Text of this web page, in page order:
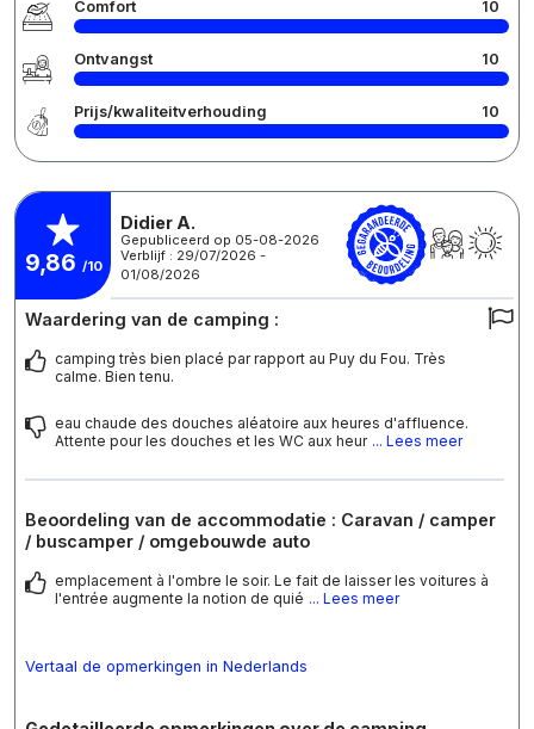
Comfort 10
Ontvangst 10
Prijs/kwaliteitverhouding 10
9,86 /10
Didier A.
Gepubliceerd op 05-08-2026
Verblijf : 29/07/2026 -
01/08/2026
Waardering van de camping :
camping très bien placé par rapport au Puy du Fou. Très
calme. Bien tenu.
eau chaude des douches aléatoire aux heures d'affluence.
Attente pour les douches et les WC aux heur ... Lees meer
Beoordeling van de accommodatie : Caravan / camper
/ buscamper / omgebouwde auto
emplacement à l'ombre le soir. Le fait de laisser les voitures à
l'entrée augmente la notion de quié ... Lees meer
Vertaal de opmerkingen in Nederlands